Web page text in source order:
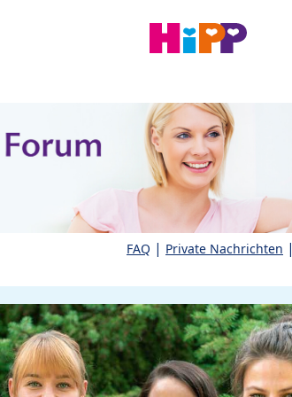
FAQ | Private Nachrichten |